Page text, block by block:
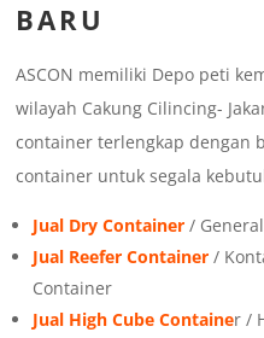
BARU
ASCON memiliki Depo peti
wilayah Cakung Cilincing-
container terlengkap dengan
container untuk segala
Jual Dry Container /
Jual Reefer Container /
Container
Jual High Cube Container /